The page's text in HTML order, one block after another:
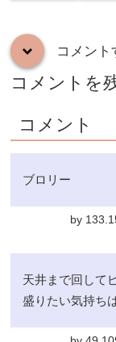
down コメント
コメントを
コメント
ブロリー
by
天井まで回して
盛りたい気持ち